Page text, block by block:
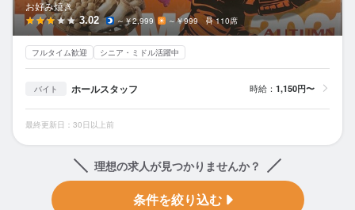
お好み焼き
3.02 ～￥2,999 ～￥999 110席
フルタイム歓迎 シニア・ミドル活躍中
バイト ホールスタッフ 時給： 1,150円〜
最終更新日：30日以上前
理想の求人が見つかりませんか？
条件を絞り込む